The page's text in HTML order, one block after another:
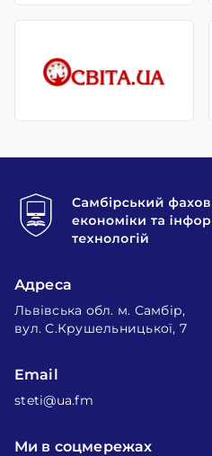
Адреса
Львівська обл. м. Самбір,
вул. С.Крушельницької, 7
Email
steti@ua.fm
Ми в соцмережах